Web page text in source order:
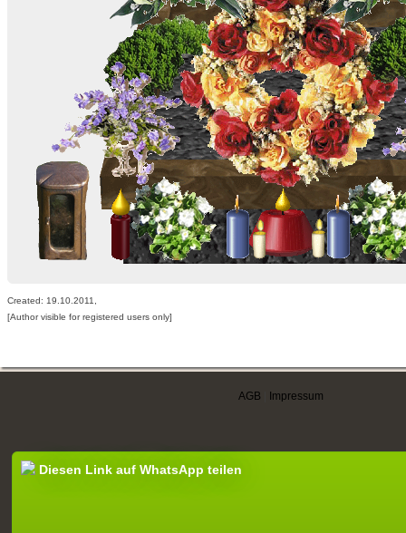
Created: 19.10.2011,
[Author visible for registered users only]
AGB Impressum
Diesen Link auf WhatsApp teilen